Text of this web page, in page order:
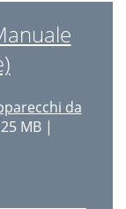
da
MB |